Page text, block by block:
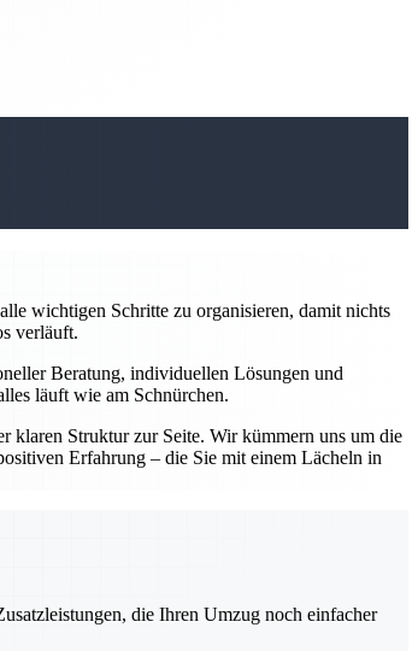
wichtigen Schritte zu organisieren, damit nichts
verläuft.
Beratung, individuellen Lösungen und
läuft wie am Schnürchen.
klaren Struktur zur Seite. Wir kümmern uns um die
Erfahrung – die Sie mit einem Lächeln in
die Ihren Umzug noch einfacher